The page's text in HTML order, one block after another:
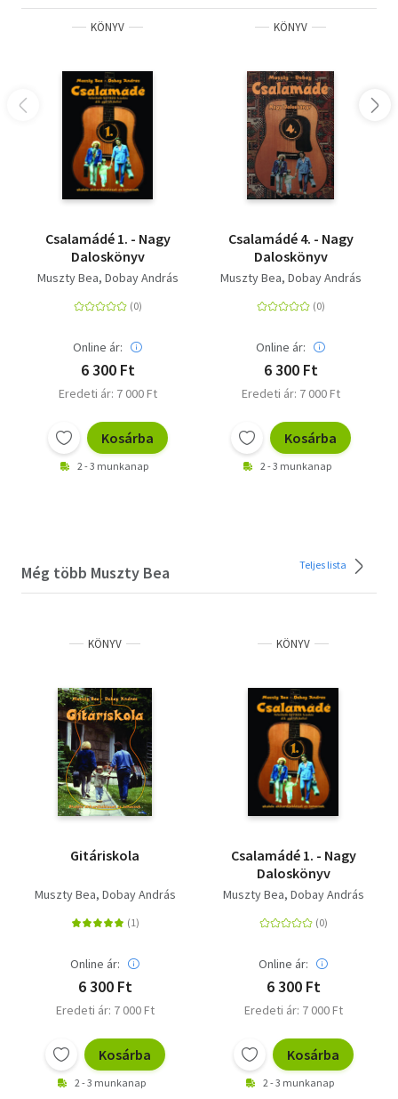
KÖNYV
Csalamádé 1. - Nagy
Daloskönyv
Muszty Bea Dobay András
Online ár:
6 300 Ft
Eredeti ár: 7 000 Ft
Kosárba
2 - 3 munkanap
KÖNYV
Csalamádé 4. - Nagy
Daloskönyv
Muszty Bea Dobay András
Online ár:
6 300 Ft
Eredeti ár: 7 000 Ft
Kosárba
2 - 3 munkanap
Még több Muszty Bea Teljes lista
KÖNYV
Gitáriskola
Muszty Bea Dobay András
Online ár:
6 300 Ft
Eredeti ár: 7 000 Ft
Kosárba
2 - 3 munkanap
KÖNYV
Csalamádé 1. - Nagy
Daloskönyv
Muszty Bea Dobay András
Online ár:
6 300 Ft
Eredeti ár: 7 000 Ft
Kosárba
2 - 3 munkanap